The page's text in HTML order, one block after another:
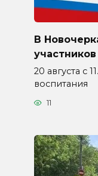
В
20 августа с
воспитания
11